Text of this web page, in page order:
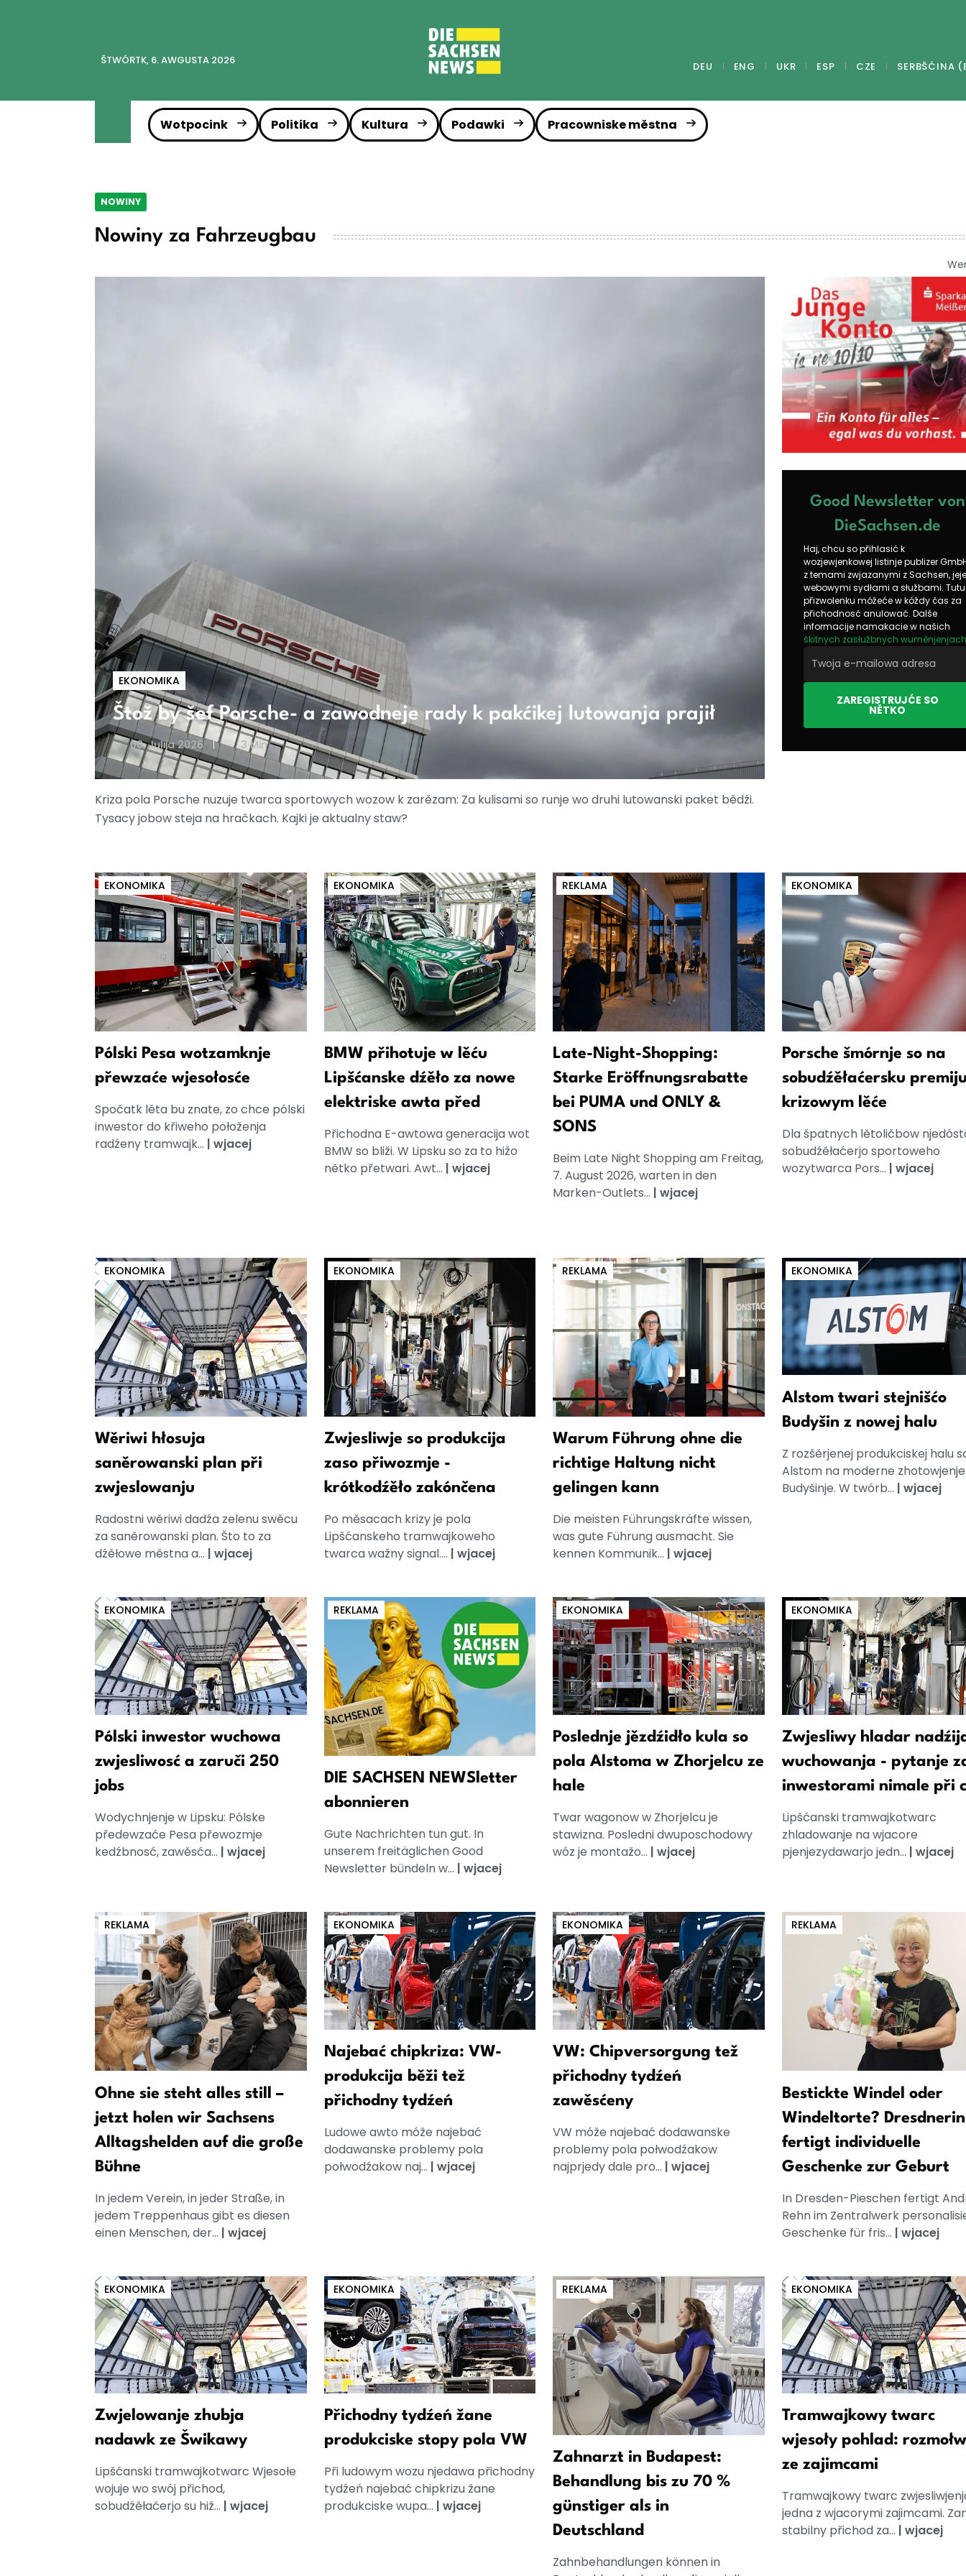
ŠTWÓRTK, 6. AWGUSTA 2026 DEU ENG UKR ESP CZE SERBŠĆINA
Wotpocink Politika Kultura Podawki Pracowniske městna
NOWINY
Nowiny za Fahrzeugbau
EKONOMIKA
Štož by šef Porsche- a zawodneje rady k pakćikej lutowanja prajił
08. Julija 2026 3 Min
Kriza pola Porsche nuzuje twarca sportowych wozow k zarězam: Za kulisami so runje wo druhi lutowanski paket bědźi.
Tysacy jobow steja na hračkach. Kajki je aktualny staw?
Good Newsletter von
DieSachsen.de
Haj, chcu so přihlasić k
wozjewjenkowej listinje publizer
z temami zwjazanymi z Sachsen, jeje
webowymi sydłami a słužbami. Tutu
přizwolenku móžeće w kóždy čas za
přichodnosć anulować. Dalše
informacije namakacie w našich
škitnych zasłužbnych wuměnjenjach
ZAREGISTRUJĆE SO
NĚTKO
EKONOMIKA
Pólski Pesa wotzamknje
přewzaće wjesołosće
Spočatk lěta bu znate, zo chce pólski
inwestor do křiweho połoženja
radźeny tramwajk... | wjacej
EKONOMIKA
BMW přihotuje w lěću
Lipšćanske dźěło za nowe
elektriske awta před
Přichodna E-awtowa generacija wot
BMW so bliži. W Lipsku so za to hižo
nětko přetwari. Awt... | wjacej
REKLAMA
Late-Night-Shopping:
Starke Eröffnungsrabatte
bei PUMA und ONLY &
SONS
Beim Late Night Shopping am Freitag,
7. August 2026, warten in den
Marken-Outlets... | wjacej
EKONOMIKA
Porsche šmórnje so na
sobudźěłaćersku
krizowym lěće
Dla špatnych lětoličbow
sobudźěłaćerjo sportoweho
wozytwarca Pors... | wjacej
EKONOMIKA
Wěriwi hłosuja
saněrowanski plan při
zwjeslowanju
Radostni wěriwi dadźa zelenu swěcu
za saněrowanski plan. Što to za
dźěłowe městna a... | wjacej
EKONOMIKA
Zwjesliwje so produkcija
zaso přiwozmje -
krótkodźěło zakónčena
Po měsacach krizy je pola
Lipšćanskeho tramwajkoweho
twarca wažny signal.... | wjacej
REKLAMA
Warum Führung ohne die
richtige Haltung nicht
gelingen kann
Die meisten Führungskräfte wissen,
was gute Führung ausmacht. Sie
kennen Kommunik... | wjacej
EKONOMIKA
Alstom twari stejnišćo
Budyšin z nowej halu
Z rozšěrjenej produkciskej halu
Alstom na moderne
Budyšinje. W twórb... | wjacej
EKONOMIKA
Pólski inwestor wuchowa
zwjesliwosć a zaruči 250
jobs
Wodychnjenje w Lipsku: Pólske
předewzaće Pesa přewozmje
kedźbnosć, zawěsća... | wjacej
REKLAMA
DIE SACHSEN NEWSletter
abonnieren
Gute Nachrichten tun gut. In
unserem freitäglichen Good
Newsletter bündeln w... | wjacej
EKONOMIKA
Poslednje jězdźidło kula so
pola Alstoma w Zhorjelcu ze
hale
Twar wagonow w Zhorjelcu je
stawizna. Posledni dwuposchodowy
wóz je montažo... | wjacej
EKONOMIKA
Zwjesliwy hladar
wuchowanja - pytanje
inwestorami nimale při
Lipšćanski tramwajkotwarc
zhladowanje na wjacore
pjenjezydawarjo jedn... | wjacej
REKLAMA
Ohne sie steht alles still –
jetzt holen wir Sachsens
Alltagshelden auf die große
Bühne
In jedem Verein, in jeder Straße, in
jedem Treppenhaus gibt es diesen
einen Menschen, der... | wjacej
EKONOMIKA
Najebać chipkriza: VW-
produkcija běži tež
přichodny tydźeń
Ludowe awto móže najebać
dodawanske problemy pola
połwodźakow naj... | wjacej
EKONOMIKA
VW: Chipversorgung tež
přichodny tydźeń
zawěsćeny
VW móže najebać dodawanske
problemy pola połwodźakow
najprjedy dale pro... | wjacej
REKLAMA
Bestickte Windel oder
Windeltorte? Dresdnerin
fertigt individuelle
Geschenke zur Geburt
In Dresden-Pieschen fertigt
Rehn im Zentralwerk
Geschenke für fris... | wjacej
EKONOMIKA
Zwjelowanje zhubja
nadawk ze Šwikawy
Lipšćanski tramwajkotwarc Wjesołe
wojuje wo swój přichod,
sobudźěłaćerjo su hiž... | wjacej
EKONOMIKA
Přichodny tydźeń žane
produkciske stopy pola VW
Při ludowym wozu njedawa přichodny
tydźeń najebać chipkrizu žane
produkciske wupa... | wjacej
REKLAMA
Zahnarzt in Budapest:
Behandlung bis zu 70 %
günstiger als in
Deutschland
Zahnbehandlungen können in
EKONOMIKA
Tramwajkowy twarc
wjesoły pohlad:
ze zajimcami
Tramwajkowy twarc
jedna z wjacorymi zajimcami.
stabilny přichod za... | wjacej